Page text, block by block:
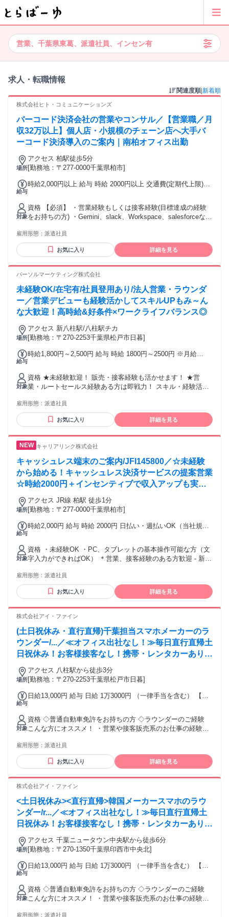
営業、千葉県東葛、派遣社員、インセン有
求人・転職情報
関連度順 新着順
株式会社ヒト・コミュニケーションズ
バーコード決済会社の営業やコンサル／【営業職／月
収32万以上】個人店・小規模のチェーン店へ大手バ
ーコード決済導入のご案内｜南柏オフィス出勤
場所
アクセス 柏駅徒歩5分
[勤務地：〒277-0000千葉県柏市]
給与
時給2,000円以上 給与 時給 2000円以上 交通費(定期代上限)＋
(毎週月曜日は必須) ★柏市（南柏含む）、松戸市、流山市、
我孫子市、鎌ケ谷市、白井市、取手市、守谷市、牛久市、龍
ケ崎市、つくばみらい市からの通勤者多数 (JR常磐線(上野～
取手))南柏 (東武野田線)柏 (JR常磐線(上野～取手))柏
対象
資格 【必須】 ・営業経験もしくは接客経験(目標達成の経験
をお持ちの方) ・Gemini、slack、Workspace、salesforceなど
方におススメ】 ★インセンティブがあるとやる気が出る ★コ
ミュニケーション能力を成長させたい方
雇用形態： 派遣社員
お気に入り 詳細を見る
パーソルマーケティング株式会社
未経験OK/在宅有/社員登用あり/法人営業・ラウンダ
ー／営業デビューも経験活かしてスキルUPもみ～ん
な大歓迎！高時給&好条件×ワークライフバランス◎
場所
アクセス 新八柱駅/八柱駅チカ
[勤務地：〒270-2253千葉県松戸市日暮]
給与
時給1,800円～2,500円 給与 時給 1800円～2500円 ※月給
ります。 ★日払い・週払いOK 交通費：交通費支給 ※交通費
規定支給
対象
資格 ★未経験歓迎！ 販売・接客経験も活かせます！ ★営
業・ルートセールス経験ある方は即戦力！ スキル・経験活か
り。
雇用形態： 派遣社員
お気に入り 詳細を見る
キャリアリンク株式会社
キャッシュレス端末のご案内/JFI145800／☆未経験
から始める！キャッシュレス決済サービスの提案営業
☆時給2000円＋インセンティブで収入アップも実現
できます！
場所
アクセス JR線 柏駅 徒歩1分
[勤務地：〒277-0000千葉県柏市]
給与
時給2,000円 給与 時給 2000円 日払い・週払いOK（当社規
対象
資格 ・未経験OK ・PC、タブレットの基本操作可能な方（文
字入力ができればOK） ＊営業、接客経験のある方歓迎 - 新し
問いません！ 「新しいことにチャレンジしたい」 「自分の力
で道を切り開いていきたい」 という前向きな気持ちを大歓迎
します！ PCやタブレットでの文字入力など、 基本的な操作
雇用形態： 派遣社員
お気に入り 詳細を見る
株式会社アイ・ファイン
(土日祝休み・直行直帰)千葉担当スマホメーカーのラ
ウンダー/...／≪オフィス出社なし！≫毎日直行直帰土
日祝休み！お客様接客なし！携帯・レンタカーあり！
ノルマなし
場所
アクセス 八柱駅から徒歩3分
[勤務地：〒270-2253千葉県松戸市日暮]
給与
日給13,000円 給与 日給 1万3000円 （一律手当を含む） 【月
ウンダー経験が無い方は12,500円からのスタートとなります
交通費：交通費支給
対象
資格 ◇普通自動車免許をお持ちの方 ◇ラウンダーのご経験
こんな方にオススメ！ ・営業や接客販売系のお仕事の経験が
・安定した企業で働きたい方
雇用形態： 派遣社員
お気に入り 詳細を見る
株式会社アイ・ファイン
<土日祝休み><直行直帰>韓国メーカースマホのラウ
ンダー/r...／≪オフィス出社なし！≫毎日直行直帰土
日祝休み！お客様接客なし！携帯・レンタカーあり！
ノルマなし
場所
アクセス 千葉ニュータウン中央駅から徒歩6分
[勤務地：〒270-1350千葉県印西市中央北]
給与
日給13,000円 給与 日給 1万3000円 （一律手当を含む） 【月
ウンダー経験が無い方は12,500円からのスタートとなります
交通費：交通費支給
対象
資格 ◇普通自動車免許をお持ちの方 ◇ラウンダーのご経験
こんな方にオススメ！ ・営業や接客販売系のお仕事の経験が
雇用形態： 派遣社員